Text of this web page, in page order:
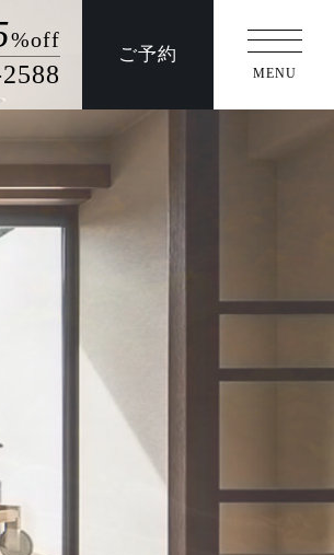
セス ご予約
MENU
%off